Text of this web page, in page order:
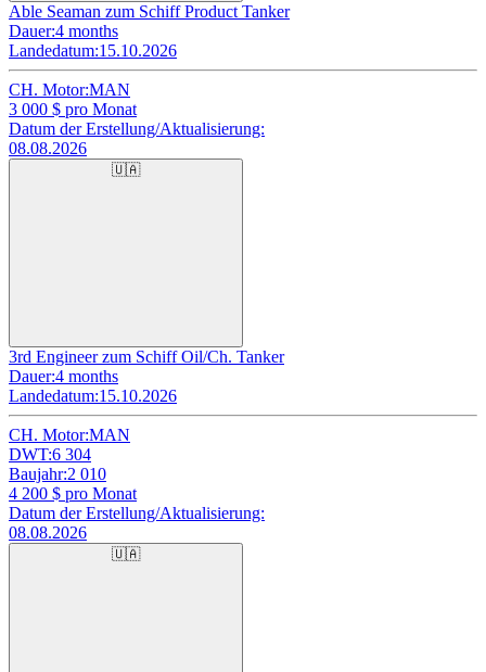
Able Seaman zum Schiff Product Tanker
Dauer:4 months
Landedatum:15.10.2026
CH. Motor:MAN
3 000 $ pro Monat
Datum der Erstellung/Aktualisierung:
08.08.2026
🇺🇦
3rd Engineer zum Schiff Oil/Ch. Tanker
Dauer:4 months
Landedatum:15.10.2026
CH. Motor:MAN
DWT:6 304
Baujahr:2 010
4 200 $ pro Monat
Datum der Erstellung/Aktualisierung:
08.08.2026
🇺🇦